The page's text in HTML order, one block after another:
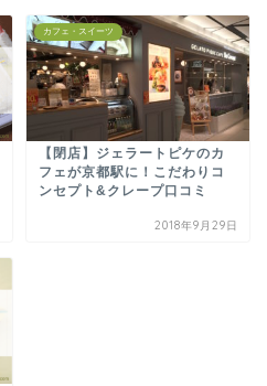
カフェ・スイーツ
【閉店】ジェラートピケのカ
フェが京都駅に！こだわりコ
ンセプト&クレープ口コミ
2018年9月29日